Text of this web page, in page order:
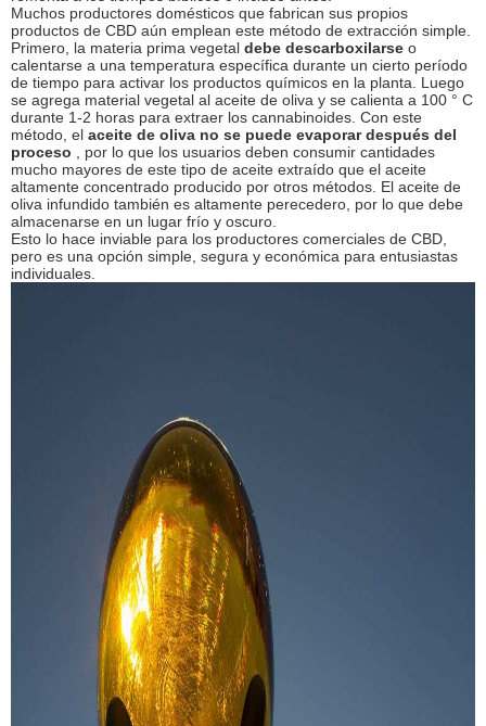
Muchos productores domésticos que fabrican sus propios
productos de CBD aún emplean este método de extracción simple.
Primero, la materia prima vegetal debe descarboxilarse o
calentarse a una temperatura específica durante un cierto período
de tiempo para activar los productos químicos en la planta. Luego
se agrega material vegetal al aceite de oliva y se calienta a 100 ° C
durante 1-2 horas para extraer los cannabinoides. Con este
método, el aceite de oliva no se puede evaporar después del
proceso , por lo que los usuarios deben consumir cantidades
mucho mayores de este tipo de aceite extraído que el aceite
altamente concentrado producido por otros métodos. El aceite de
oliva infundido también es altamente perecedero, por lo que debe
almacenarse en un lugar frío y oscuro.
Esto lo hace inviable para los productores comerciales de CBD,
pero es una opción simple, segura y económica para entusiastas
individuales.